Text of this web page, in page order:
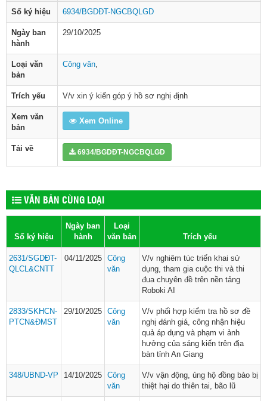
Số ký hiệu 6934/BGDĐT-NGCBQLGD
Ngày ban
hành
29/10/2025
Loại văn
bản
Công văn,
Trích yếu V/v xin ý kiến góp ý hồ sơ nghị định
Xem văn
bản
Xem Online
Tải về 6934/BGDĐT-NGCBQLGD
VĂN BẢN CÙNG LOẠI
Số ký hiệu
Ngày ban
hành
Loại
văn bản
Trích yếu
2631/SGDĐT-
QLCL&CNTT
04/11/2025
Công
văn
V/v nghiêm túc triển khai sử
dụng, tham gia cuộc thi và thi
đua chuyên đề trên nền tảng
Roboki AI
2833/SKHCN-
PTCN&ĐMST
29/10/2025 Công
văn
V/v phối hợp kiểm tra hồ sơ đề
nghị đánh giá, công nhận hiệu
quả áp dụng và phạm vi ảnh
hưởng của sáng kiến trên địa
bàn tỉnh An Giang
348/UBND-VP 14/10/2025 Công
văn
V/v vận động, ủng hộ đồng bào bị
thiệt hại do thiên tai, bão lũ